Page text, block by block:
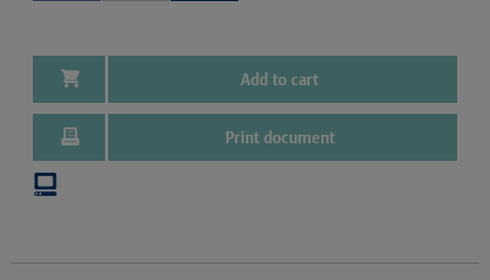
Add to cart
Print document